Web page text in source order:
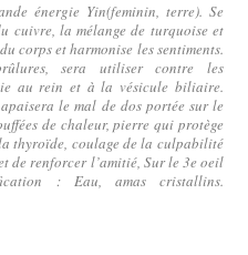
énergie Yin(feminin, terre). Se
cuivre, la mélange de turquoise et
corps et harmonise les sentiments.
sera utiliser contre les
au rein et à la vésicule biliaire.
le mal de dos portée sur le
de chaleur, pierre qui protège
thyroïde, coulage de la culpabilité
de renforcer l’amitié, Sur le 3e oeil
: Eau, amas cristallins.